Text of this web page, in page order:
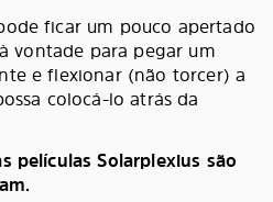
ficar um pouco apertado
vontade para pegar um
e flexionar (não torcer) a
colocá-lo atrás da
películas Solarplexius são